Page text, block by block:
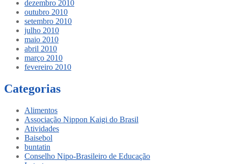
dezembro 2010
outubro 2010
setembro 2010
julho 2010
maio 2010
abril 2010
março 2010
fevereiro 2010
Categorias
Alimentos
Associação Nippon Kaigi do Brasil
Atividades
Baisebol
buntatin
Conselho Nipo-Brasileiro de Educação